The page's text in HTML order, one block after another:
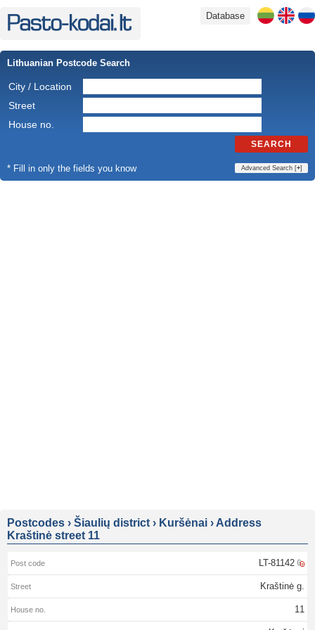
Database
Lithuanian Postcode Search
City / Location
Street
House no.
SEARCH
* Fill in only the fields you know Advanced Search [+]
Postcodes › Šiaulių district › Kuršėnai › Address
Kraštinė street 11
LT-81142
Kraštinė g.
11